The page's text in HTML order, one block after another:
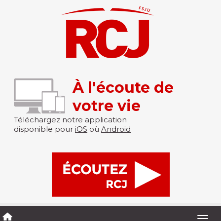
À l'écoute de
votre vie
Téléchargez notre application
disponible pour iOS où Android